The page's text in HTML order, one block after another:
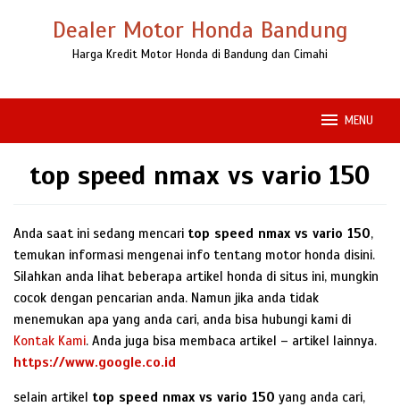
Dealer Motor Honda Bandung
Harga Kredit Motor Honda di Bandung dan Cimahi
MENU
top speed nmax vs vario 150
Anda saat ini sedang mencari top speed nmax vs vario 150,
temukan informasi mengenai info tentang motor honda disini.
Silahkan anda lihat beberapa artikel honda di situs ini, mungkin
cocok dengan pencarian anda. Namun jika anda tidak
menemukan apa yang anda cari, anda bisa hubungi kami di
Kontak Kami. Anda juga bisa membaca artikel – artikel lainnya.
https://www.google.co.id
selain artikel top speed nmax vs vario 150 yang anda cari,